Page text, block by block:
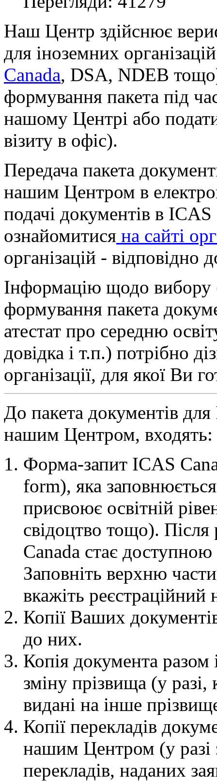
Наш Центр здійснює
для іноземних
Сanada, DSA, NDEB
формування пакета під
нашому Центрі або
візиту в офіс).
Передача пакета
нашим Центром в
подачі документів в
ознайомитися на сайті
організацій - відповідно
Інформацію щодо вибору
формування пакета
атестат про середню
довідка і т.п.) потрібно
організації, для якої Ви
До пакета документів
нашим Центром, входять:
Форма-запит ICAS
form), яка
присвоює освітній
свідоцтво тощо). Після
Canada стає
Заповніть верхню
вкажіть
Копії Ваших
до них.
Копія документа
зміну прізвища (у
видані на інше
Копії перекладів
нашим Центром (у разі
перекладів, наданих